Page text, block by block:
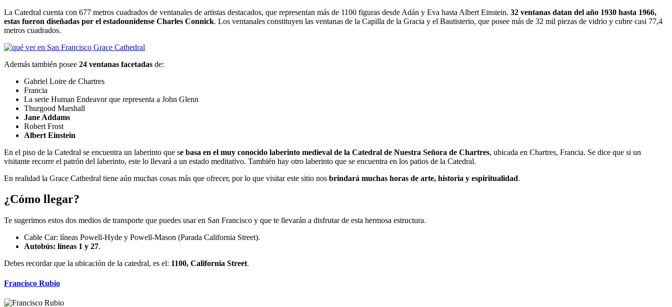
La Catedral cuenta con 677 metros cuadrados de ventanales de artistas destacados, que representan más de 1100 figuras desde Adán y Eva hasta Albert Einstein. 32 ventanas datan del año 1930 hasta 1966,
estas fueron diseñadas por el estadounidense Charles Connick. Los ventanales constituyen las ventanas de la Capilla de la Gracia y el Bautisterio, que posee más de 32 mil piezas de vidrio y cubre casi 77,4
metros cuadrados.
Además también posee 24 ventanas facetadas de:
Gabriel Loire de Chartres
Francia
La serie Human Endeavor que representa a John Glenn
Thurgood Marshall
Jane Addams
Robert Frost
Albert Einstein
En el piso de la Catedral se encuentra un laberinto que se basa en el muy conocido laberinto medieval de la Catedral de Nuestra Señora de Chartres, ubicada en Chartres, Francia. Se dice que si un
visitante recorre el patrón del laberinto, este lo llevará a un estado meditativo. También hay otro laberinto que se encuentra en los patios de la Catedral.
En realidad la Grace Cathedral tiene aún muchas cosas más que ofrecer, por lo que visitar este sitio nos brindará muchas horas de arte, historia y espiritualidad.
¿Cómo llegar?
Te sugerimos estos dos medios de transporte que puedes usar en San Francisco y que te llevarán a disfrutar de esta hermosa estructura.
Cable Car: líneas Powell-Hyde y Powell-Mason (Parada California Street).
Autobús: líneas 1 y 27.
Debes recordar que la ubicación de la catedral, es el: 1100, California Street.
Francisco Rubio